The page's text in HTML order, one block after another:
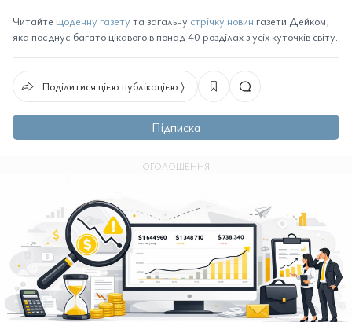
Читайте щоденну газету та загальну стрічку новин газети Дейком,
яка поєднує багато цікавого в понад 40 розділах з усіх куточків світу.
Поділитися цією публікацією ⟩
Підписка
ОГОЛОШЕННЯ